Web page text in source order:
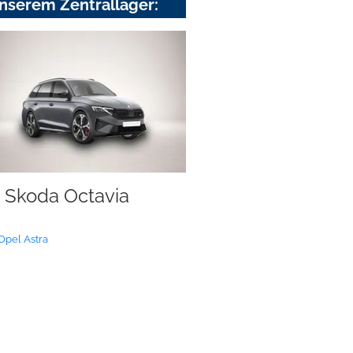
Zentrallager:
Skoda Octavia